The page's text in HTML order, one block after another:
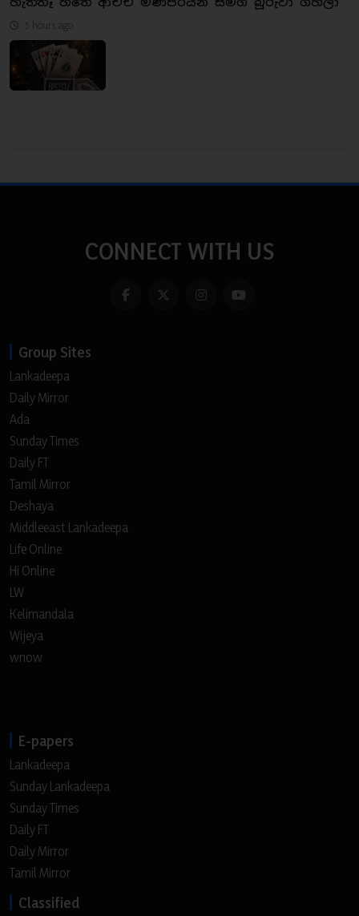
5 hours ago
CONNECT WITH US
Group Sites
Lankadeepa
Daily Mirror
Ada
Sunday Times
Daily FT
Tamil Mirror
Deshaya
Middleeast Lankadeepa
Life Online
Hi Online
LW
Kelimandala
Wijeya
wnow
E-papers
Lankadeepa
Sunday Lankadeepa
Sunday Times
Daily FT
Daily Mirror
Tamil Mirror
Classified